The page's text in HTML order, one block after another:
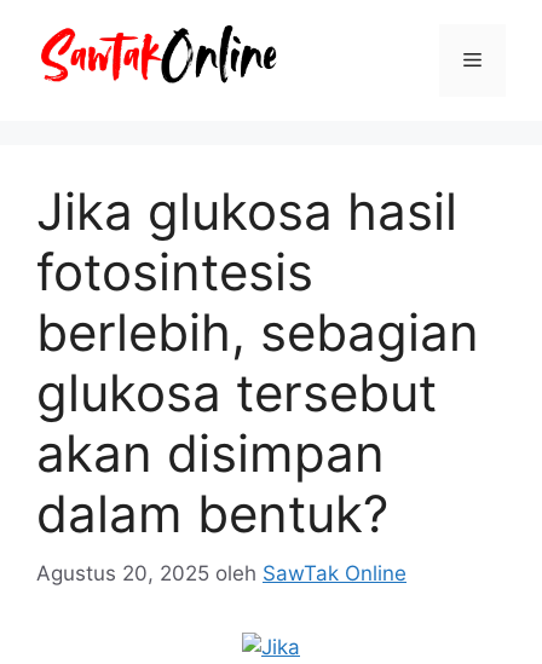
Menu
Jika glukosa hasil
fotosintesis
berlebih, sebagian
glukosa tersebut
akan disimpan
dalam bentuk?
Agustus 20, 2025 oleh SawTak Online